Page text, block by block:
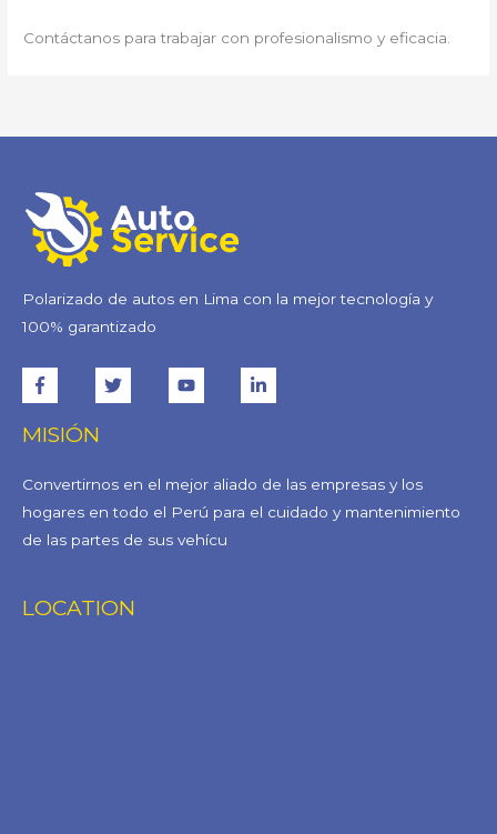
Contáctanos para trabajar con profesionalismo y eficacia.
Polarizado de autos en Lima con la mejor tecnología y
100% garantizado
MISIÓN
Convertirnos en el mejor aliado de las empresas y los
hogares en todo el Perú para el cuidado y mantenimiento
de las partes de sus vehícu
LOCATION